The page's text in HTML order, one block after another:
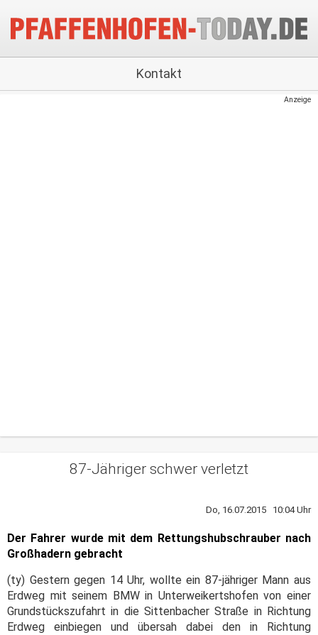
Kontakt
Anzeige
87-Jähriger schwer verletzt
Do, 16.07.2015 10:04 Uhr
Der Fahrer wurde mit dem Rettungshubschrauber nach
Großhadern gebracht
(ty) Gestern gegen 14 Uhr, wollte ein 87-jähriger Mann aus
Erdweg mit seinem BMW in Unterweikertshofen von einer
Grundstückszufahrt in die Sittenbacher Straße in Richtung
Erdweg einbiegen und übersah dabei den in Richtung